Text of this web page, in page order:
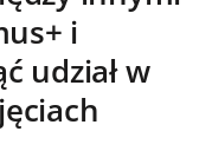
i
udział w